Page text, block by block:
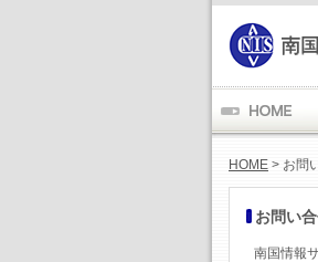
HOME > お問
お問い
南国情報